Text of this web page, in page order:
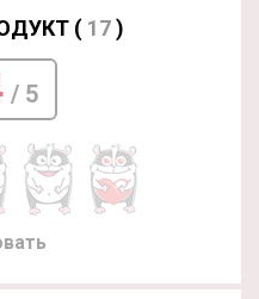
( 17)
/ 5